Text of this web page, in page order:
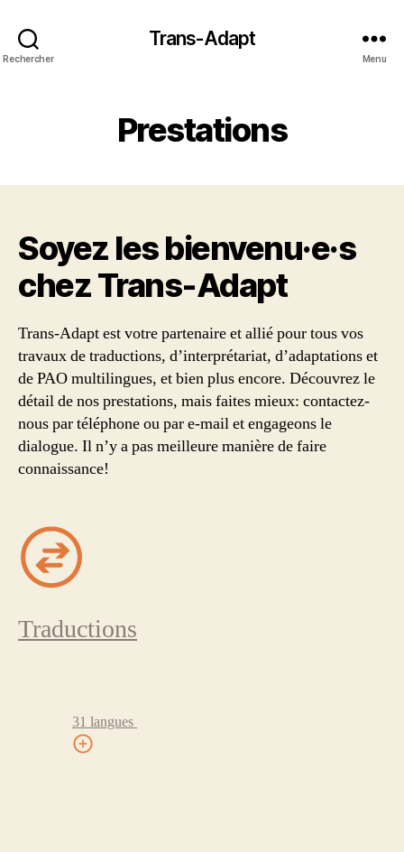
Rechercher
Trans-Adapt
Menu
Prestations
Soyez les bienvenu·e·s
chez Trans‑Adapt
Trans-Adapt est votre partenaire et allié pour tous vos
travaux de traductions, d’interprétariat, d’adaptations et
de PAO multilingues, et bien plus encore. Découvrez le
détail de nos prestations, mais faites mieux: contactez-
nous par téléphone ou par e-mail et engageons le
dialogue. Il n’y a pas meilleure manière de faire
connaissance!
Traductions
31 langues